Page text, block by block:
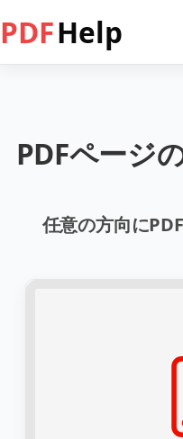
PDFHelp
PDFページ
任意の方向に